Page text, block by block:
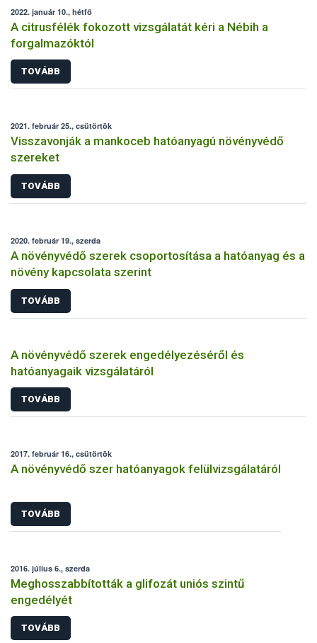
2022. január 10., hétfő
A citrusfélék fokozott vizsgálatát kéri a Nébih a
forgalmazóktól
TOVÁBB
2021. február 25., csütörtök
Visszavonják a mankoceb hatóanyagú növényvédő
szereket
TOVÁBB
2020. február 19., szerda
A növényvédő szerek csoportosítása a hatóanyag és a
növény kapcsolata szerint
TOVÁBB
A növényvédő szerek engedélyezéséről és
hatóanyagaik vizsgálatáról
TOVÁBB
2017. február 16., csütörtök
A növényvédő szer hatóanyagok felülvizsgálatáról
TOVÁBB
2016. július 6., szerda
Meghosszabbították a glifozát uniós szintű
engedélyét
TOVÁBB